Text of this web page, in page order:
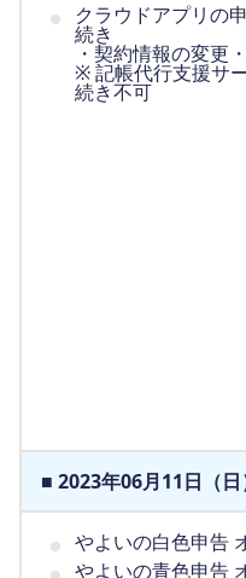
クラウドアプリの
続き
・契約情報の変更
※ 記帳代行支援サ
続き不可
■ 2023年06月11日（日
やよいの白色申告
やよいの青色申告